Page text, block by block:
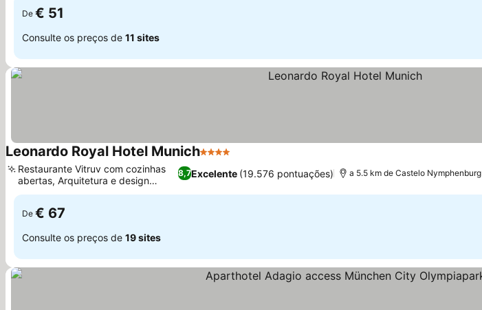
De € 51
Consulte os preços de 11 sites
Leonardo Royal Hotel Munich4 Estrelas
8,7Excelente (19.576 pontuações)
Restaurante Vitruv com cozinhas
abertas, Arquitetura e design
modernos
a 5.5 km de Castelo Nymphenburg
De € 67
Consulte os preços de 19 sites